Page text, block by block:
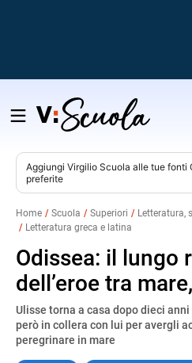
Salta
contenuto
Aggiungi Virgilio Scuola alle tue fonti
preferite
Home Scuola Superiori
Letteratura,
Letteratura greca e latina
Odissea: il lungo
dell’eroe tra
Ulisse torna a casa dopo dieci
però in collera con lui per avergli
peregrinare in mare